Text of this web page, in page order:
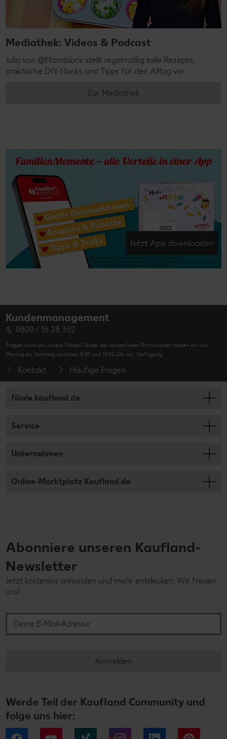
Mediathek: Videos & Podcast
Julia von @Mamiblock stellt regelmäßig tolle Rezepte,
praktische DIY-Hacks und Tipps für den Alltag vor.
Zur Mediathek
Kundenmanagement
0800 / 15 28 352
Fragen rund um unsere Filialen? Unter der kostenfreien Rufnummer stehen wir von
Montag bis Samstag zwischen 8:00 und 19:00 Uhr zur Verfügung.
Kontakt Häufige Fragen
filiale.kaufland.de
Service
Unternehmen
Online-Marktplatz Kaufland.de
Abonniere unseren Kaufland-
Newsletter
Jetzt kostenlos anmelden und mehr entdecken. Wir freuen
uns!
Anmelden
Werde Teil der Kaufland Community und
folge uns hier: